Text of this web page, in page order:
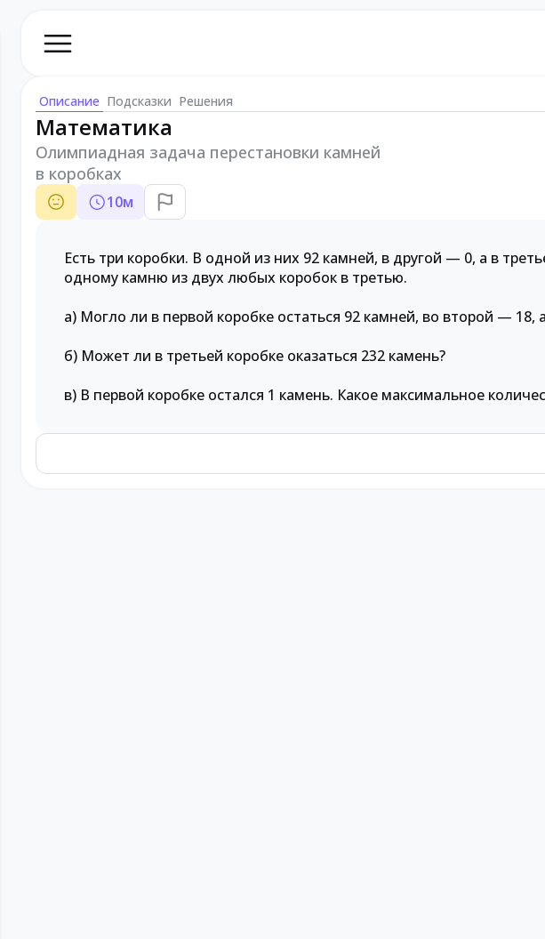
Описание Подсказки Решения
Математика
Олимпиадная задача перестановки камней
в коробках
10м
Есть три коробки. В одной из них 92 камней, в другой — 0, а в
одному камню из двух любых коробок в третью.
а) Могло ли в первой коробке остаться 92 камней, во второй — 18,
б) Может ли в третьей коробке оказаться 232 камень?
в) В первой коробке остался 1 камень. Какое максимальное